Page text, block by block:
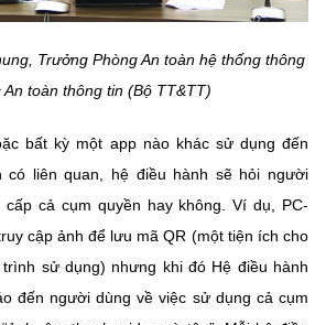
Trưởng Phòng An toàn hệ thống thông
An toàn thông tin (Bộ TT&TT)
bất kỳ một app nào khác sử dụng đến
có liên quan, hệ điều hành sẽ hỏi người
cả cụm quyền hay không. Ví dụ, PC-
cập ảnh để lưu mã QR (một tiện ích cho
sử dụng) nhưng khi đó Hệ điều hành
đến người dùng về việc sử dụng cả cụm